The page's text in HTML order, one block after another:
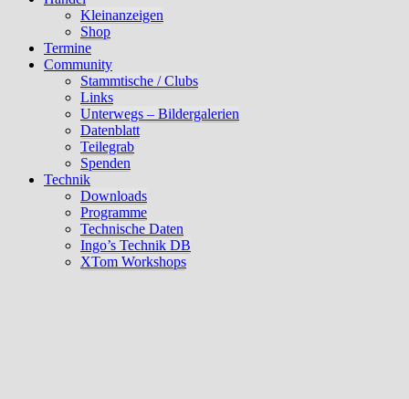
Kleinanzeigen
Shop
Termine
Community
Stammtische / Clubs
Links
Unterwegs – Bildergalerien
Datenblatt
Teilegrab
Spenden
Technik
Downloads
Programme
Technische Daten
Ingo’s Technik DB
XTom Workshops